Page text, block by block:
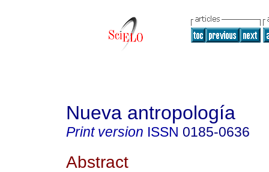
Nueva antropología
Print version ISSN 0185-0636
Abstract